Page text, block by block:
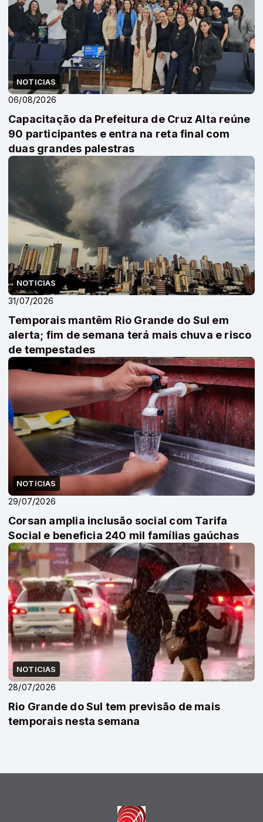
NOTICIAS
06/08/2026
Capacitação da Prefeitura de Cruz Alta reúne
90 participantes e entra na reta final com
duas grandes palestras
NOTICIAS
31/07/2026
Temporais mantêm Rio Grande do Sul em
alerta; fim de semana terá mais chuva e risco
de tempestades
NOTICIAS
29/07/2026
Corsan amplia inclusão social com Tarifa
Social e beneficia 240 mil famílias gaúchas
NOTICIAS
28/07/2026
Rio Grande do Sul tem previsão de mais
temporais nesta semana